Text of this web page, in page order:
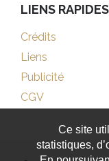
LIENS RAPIDES
Crédits
Liens
Publicité
CGV
Ce site
statistiques,